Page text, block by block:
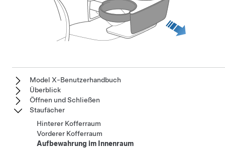
Model X-Benutzerhandbuch
Überblick
Öffnen und Schließen
Staufächer
Hinterer Kofferraum
Vorderer Kofferraum
Aufbewahrung im Innenraum